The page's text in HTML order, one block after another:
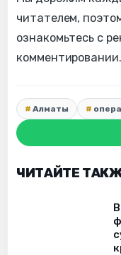
читателем,
ознакомьтесь с
комментировании.
Алматы
ЧИТАЙТЕ